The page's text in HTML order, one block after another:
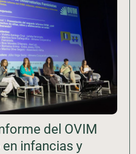
del OVIM
infancias y